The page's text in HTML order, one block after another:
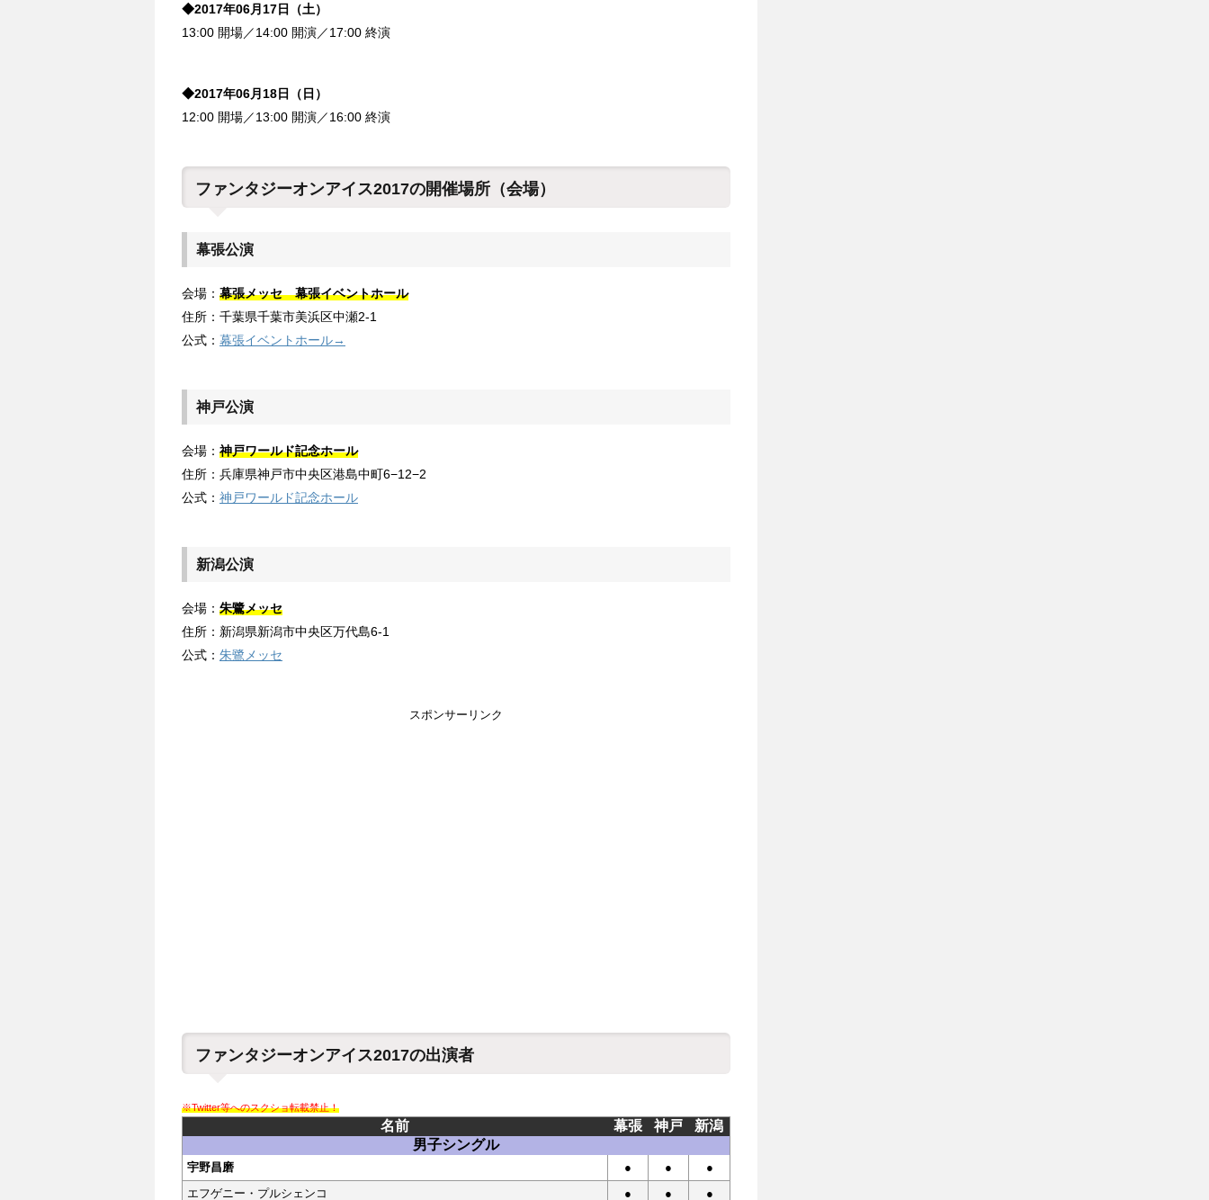
◆2017年06月17日（土）
13:00 開場／14:00 開演／17:00 終演
◆2017年06月18日（日）
12:00 開場／13:00 開演／16:00 終演
ファンタジーオンアイス2017の開催場所（会場）
幕張公演
会場： 幕張メッセ 幕張イベントホール
住所：千葉県千葉市美浜区中瀬2-1
公式： 幕張イベントホール→
神戸公演
会場： 神戸ワールド記念ホール
住所：兵庫県神戸市中央区港島中町6−12−2
公式： 神戸ワールド記念ホール
新潟公演
会場： 朱鷺メッセ
住所：新潟県新潟市中央区万代島6-1
公式： 朱鷺メッセ
スポンサーリンク
ファンタジーオンアイス2017の出演者
※Twitter等へのスクショ転載禁止！
名前 幕張 神戸
新潟
男子シングル
宇野昌磨 ● ●
●
エフゲニー・プルシェンコ
● ● ●